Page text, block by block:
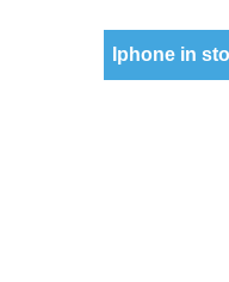
Iphone in